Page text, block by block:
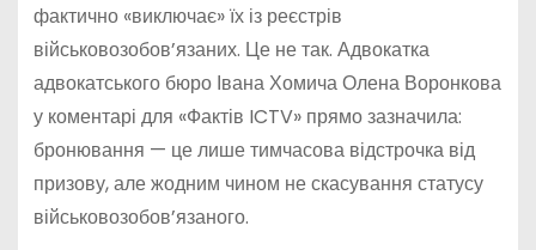
фактично «виключає» їх із реєстрів
військовозобов’язаних. Це не так. Адвокатка
адвокатського бюро Івана Хомича Олена Воронкова
у коментарі для «Фактів ICTV» прямо зазначила:
бронювання — це лише тимчасова відстрочка від
призову, але жодним чином не скасування статусу
військовозобов’язаного.